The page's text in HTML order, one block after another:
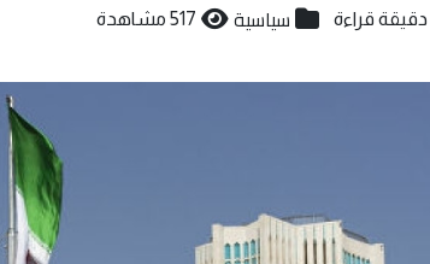
سياسية 517 مشاهدة